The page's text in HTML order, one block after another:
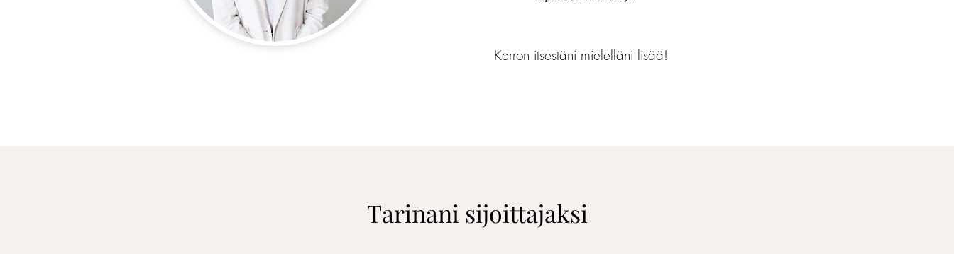
Kerron itsestäni mielelläni lisää!
Tarinani sijoittajaksi